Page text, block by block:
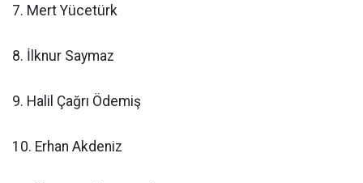
7. Mert Yücetürk
8. İlknur Saymaz
9. Halil Çağrı Ödemiş
10. Erhan Akdeniz